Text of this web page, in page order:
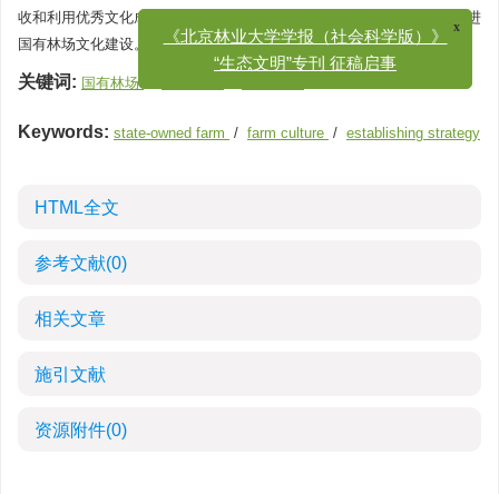
收和利用优秀文化成果，重视和发挥非正式组织的积极作用等几方面推进
国有林场文化建设。
关键词: 国有林场
Keywords: state-owned farm / farm culture / establishing strategy
HTML全文
参考文献(0)
相关文章
施引文献
资源附件(0)
《北京林业大学学报（社会科学版）》
“生态文明”专刊 征稿启事